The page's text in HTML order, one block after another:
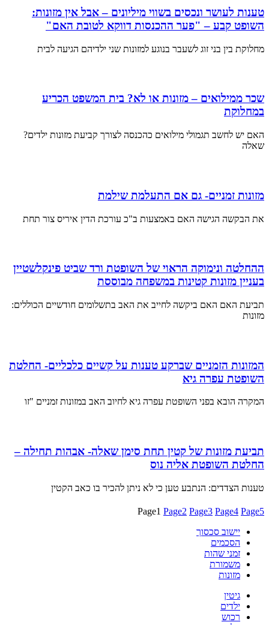
טענות לעושר ונכסים בשווי מיליונים – אבל אין מזונות:
השופט קבע – "פער ההכנסות דווקא לטובת האם"
מחלוקת בין בני זוג לשעבר בנוגע למזונות שני ילדיהם הגיעה לבית
שכר ממילואים – מזונות או לא? בית המשפט הכריע
במחלוקת
האם יש לחשב תגמולי מילואים כהכנסה לצורך קביעת מזונות ילדים?
שאלה
מזונות זמניים- גם אם התעלמת שילמת
את הבקשה הגישה האם באמצעות ב"כ עורכת הדין איריס צור תחת
ההחלטה ונימוקה הראוי של השופטת ורד שביט פינקלשטיין
בעניין מזונות קטינות במשפחה מבוססת
תביעת האם האם ביקשה לחייב את האב בתשלומים חודשיים הכוללים:
מזונות
המזונות הזמניים שברקע טענות על קשיים כלכליים- החלטת
השופטת עפרה גיא
המקרה הובא בפני השופטת עפרה גיא לחיוב האב במזונות זמניים "זו
תביעת מזונות של קטין תחת סימן שאלה- אבהות תחילה –
החלטת השופטת אליה נוס
טענות הצדדים: הנתבע טען כי לא ניתן להכיר בו כאב הקטין
Page1 Page2 Page3 Page4 Page5
יישוב סכסוך
הסכמים
זמני שהות
משמורת
מזונות
גיטין
ילדים
רכוש